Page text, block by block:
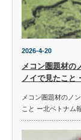
2026-4-20
メコン圏題材の
ノイで見たこと
メコン圏題材のノ
こと ー北ベトナム